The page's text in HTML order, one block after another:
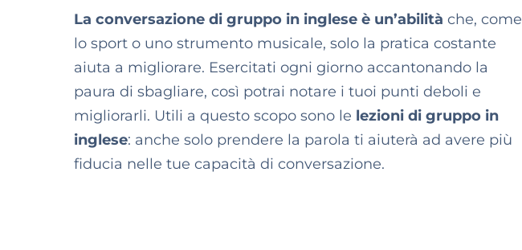
La conversazione di gruppo in inglese è un’abilità che, come
lo sport o uno strumento musicale, solo la pratica costante
aiuta a migliorare. Esercitati ogni giorno accantonando la
paura di sbagliare, così potrai notare i tuoi punti deboli e
migliorarli. Utili a questo scopo sono le lezioni di gruppo in
inglese: anche solo prendere la parola ti aiuterà ad avere più
fiducia nelle tue capacità di conversazione.